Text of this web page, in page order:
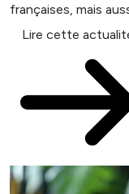
françaises, mais
Lire cette